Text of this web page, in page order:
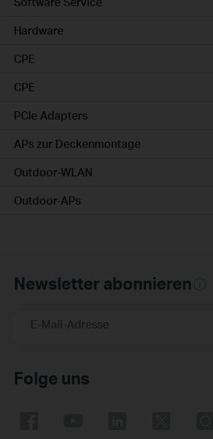
Hardware
CPE
CPE
PCIe Adapters
APs zur Deckenmontage
Outdoor-WLAN
Outdoor-APs
Newsletter abonnieren
E-Mail-Adresse
Folge uns